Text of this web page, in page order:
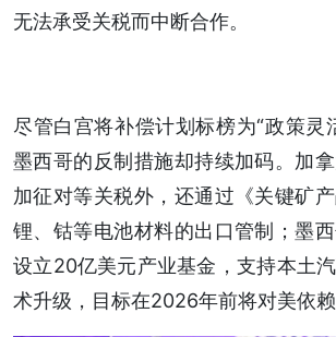
无法承受关税而中断合作。
尽管白宫将补偿计划标榜为“政策灵
墨西哥的反制措施却持续加码。加
加征对等关税外，还通过《关键矿
锂、钴等电池材料的出口管制；墨
设立20亿美元产业基金，支持本土
术升级，目标在2026年前将对美依赖